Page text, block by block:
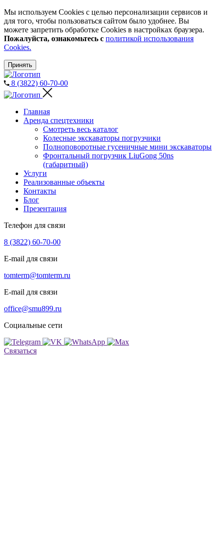
Мы используем Cookies с целью персонализации сервисов и
для того, чтобы пользоваться сайтом было удобнее. Вы
можете запретить обработке Cookies в настройках браузера.
Пожалуйста, ознакомьтесь с политикой использования
Cookies.
Принять
8 (3822) 60-70-00
Главная
Аренда спецтехники
Смотреть весь каталог
Колесные экскаваторы погрузчики
Полноповоротные гусеничные мини экскаваторы
Фронтальный погрузчик LiuGong 50ns
(габаритный)
Услуги
Реализованные объекты
Контакты
Блог
Презентация
Телефон для связи
8 (3822) 60-70-00
E-mail для связи
tomterm@tomterm.ru
E-mail для связи
office@smu899.ru
Социальные сети
Связаться
office@smu899.ru
tomterm@tomterm.ru
Реализованные объекты